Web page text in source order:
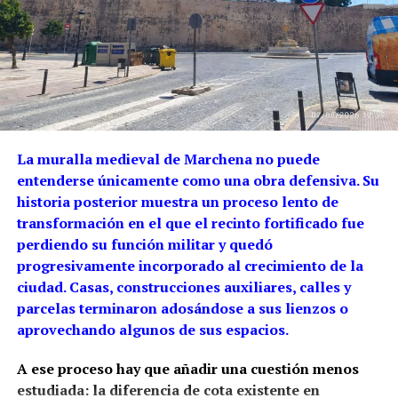
La muralla medieval de Marchena no puede
entenderse únicamente como una obra defensiva. Su
historia posterior muestra un proceso lento de
transformación en el que el recinto fortificado fue
perdiendo su función militar y quedó
progresivamente incorporado al crecimiento de la
ciudad. Casas, construcciones auxiliares, calles y
parcelas terminaron adosándose a sus lienzos o
aprovechando algunos de sus espacios.
A ese proceso hay que añadir una cuestión menos
estudiada: la diferencia de cota existente en